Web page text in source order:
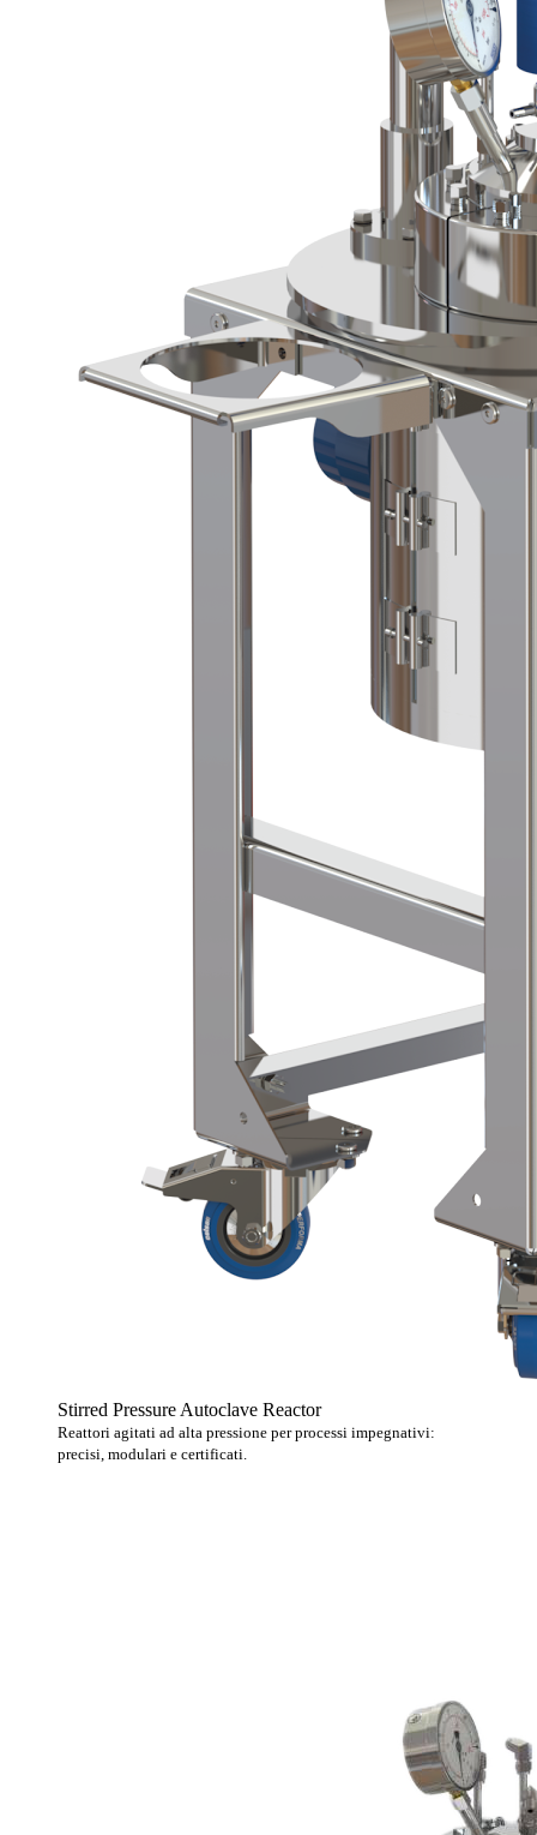
Stirred Pressure Autoclave Reactor
Reattori agitati ad alta pressione per processi impegnativi:
precisi, modulari e certificati.